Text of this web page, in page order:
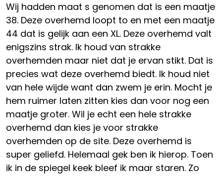
Wij hadden maat s genomen dat is een maatje
38. Deze overhemd loopt to en met een maatje
44 dat is gelijk aan een XL. Deze overhemd valt
enigszins strak. Ik houd van strakke
overhemden maar niet dat je ervan stikt. Dat is
precies wat deze overhemd biedt. Ik houd niet
van hele wijde want dan zwem je erin. Mocht je
hem ruimer laten zitten kies dan voor nog een
maatje groter. Wil je echt een hele strakke
overhemd dan kies je voor strakke
overhemden op de site. Deze overhemd is
super geliefd. Helemaal gek ben ik hierop. Toen
ik in de spiegel keek bleef ik maar staren. Zo